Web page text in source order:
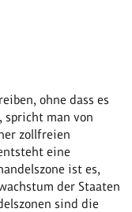
ohne dass es
spricht man von
zollfreien
eine
ist es,
der Staaten
sind die